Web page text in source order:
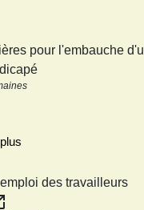
pour l'embauche
des travailleurs